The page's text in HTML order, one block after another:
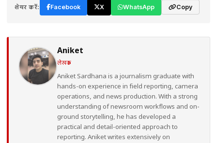
शेयर करें: Facebook X WhatsApp Copy
Aniket
लेखक
Aniket Sardhana is a journalism graduate with
hands-on experience in field reporting, camera
operations, and news production. With a strong
understanding of newsroom workflows and on-
ground storytelling, he has developed a
practical and detail-oriented approach to
reporting. Aniket writes extensively on